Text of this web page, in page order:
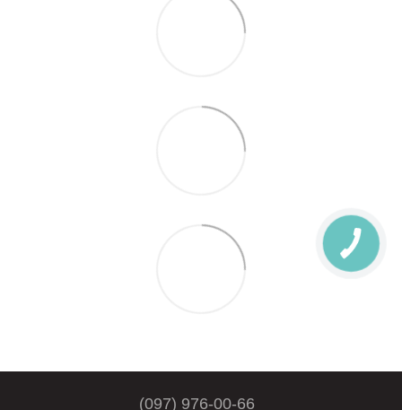
(097) 976-00-66